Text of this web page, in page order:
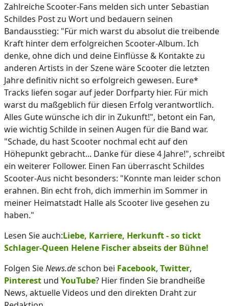
Zahlreiche Scooter-Fans melden sich unter Sebastian
Schildes Post zu Wort und bedauern seinen
Bandausstieg: "Für mich warst du absolut die treibende
Kraft hinter dem erfolgreichen Scooter-Album. Ich
denke, ohne dich und deine Einflüsse & Kontakte zu
anderen Artists in der Szene wäre Scooter die letzten
Jahre definitiv nicht so erfolgreich gewesen. Eure*
Tracks liefen sogar auf jeder Dorfparty hier. Für mich
warst du maßgeblich für diesen Erfolg verantwortlich.
Alles Gute wünsche ich dir in Zukunft!", betont ein Fan,
wie wichtig Schilde in seinen Augen für die Band war.
"Schade, du hast Scooter nochmal echt auf den
Höhepunkt gebracht... Danke für diese 4 Jahre!", schreibt
ein weiterer Follower. Einen Fan überrascht Schildes
Scooter-Aus nicht besonders: "Konnte man leider schon
erahnen. Bin echt froh, dich immerhin im Sommer in
meiner Heimatstadt Halle als Scooter live gesehen zu
haben."
Lesen Sie auch:Liebe, Karriere, Herkunft - so tickt
Schlager-Queen Helene Fischer abseits der Bühne!
Folgen SieNews.deschon bei Facebook, Twitter,
Pinterest und YouTube? Hier finden Sie brandheiße
News, aktuelle Videos und den direkten Draht zur